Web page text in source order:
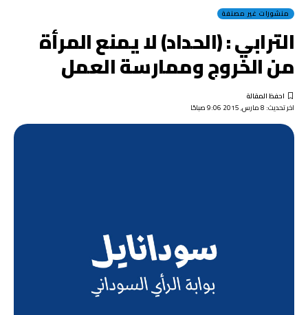
منشورات غير مصنفة
الترابي : (الحداد) لا يمنع المرأة
من الخروج وممارسة العمل
اخر تحديث: 8 مارس, 2015 9:06 صباحًا